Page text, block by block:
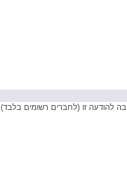
להודעה זו (לחברים רשומים בלבד)